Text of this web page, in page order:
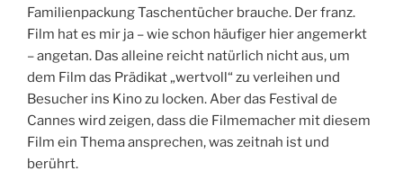
Familienpackung Taschentücher brauche. Der franz.
Film hat es mir ja – wie schon häufiger hier angemerkt
– angetan. Das alleine reicht natürlich nicht aus, um
dem Film das Prädikat „wertvoll“ zu verleihen und
Besucher ins Kino zu locken. Aber das Festival de
Cannes wird zeigen, dass die Filmemacher mit diesem
Film ein Thema ansprechen, was zeitnah ist und
berührt.